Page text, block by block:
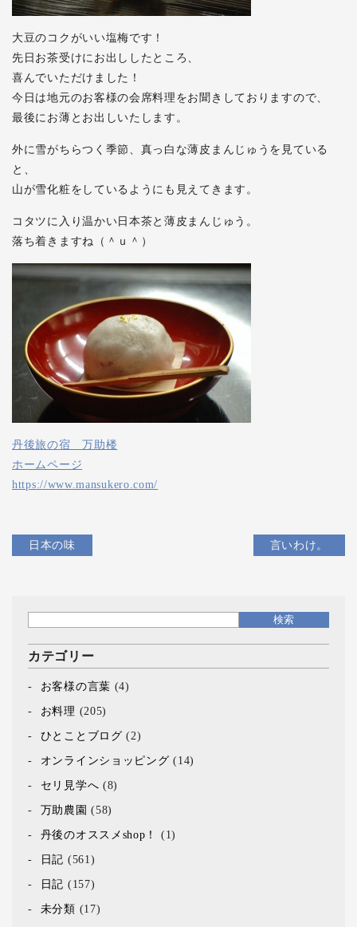
大豆のコクがいい塩梅です！
先日お茶受けにお出ししたところ、
喜んでいただけました！
今日は地元のお客様の会席料理をお聞きしておりますので、
最後にお薄とお出しいたします。
外に雪がちらつく季節、真っ白な薄皮まんじゅうを見ている
と、
山が雪化粧をしているようにも見えてきます。
コタツに入り温かい日本茶と薄皮まんじゅう。
落ち着きますね（＾ｕ＾）
丹後旅の宿 万助楼
ホームページ
https://www.mansukero.com/
日本の味 言いわけ。
カテゴリー
お客様の言葉 (4)
お料理 (205)
ひとことブログ (2)
オンラインショッピング (14)
セリ見学へ (8)
万助農園 (58)
丹後のオススメshop！ (1)
日記 (561)
日記 (157)
未分類 (17)